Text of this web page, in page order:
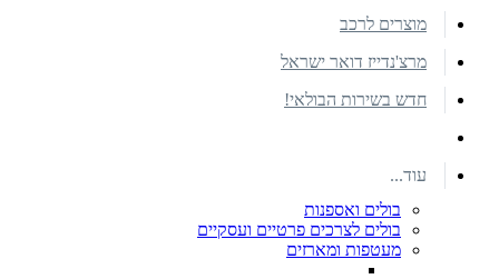
מוצרים לרכב
מרצ'נדייז דואר ישראל
חדש בשירות הבולאי!
עוד...
בולים ואספנות
בולים לצרכים פרטיים ועסקיים
מעטפות ומארזים